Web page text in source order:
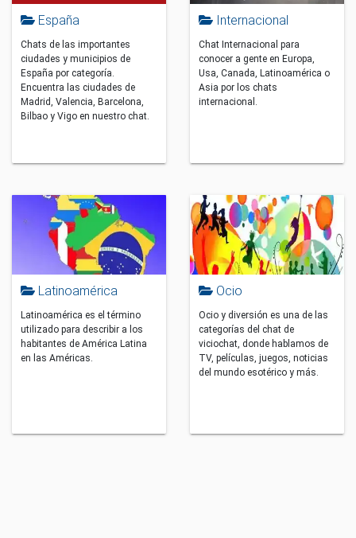
España
Chats de las importantes
ciudades y municipios de
España por categoría.
Encuentra las ciudades de
Madrid, Valencia, Barcelona, ​​
Bilbao y Vigo en nuestro chat.
Internacional
Chat Internacional para
conocer a gente en Europa,
Usa, Canada, Latinoamérica o
Asia por los chats
internacional.
Latinoamérica
Latinoamérica es el término
utilizado para describir a los
habitantes de América Latina
en las Américas.
Ocio
Ocio y diversión es una de las
categorías del chat de
viciochat, donde hablamos de
TV, películas, juegos, noticias
del mundo esotérico y más.